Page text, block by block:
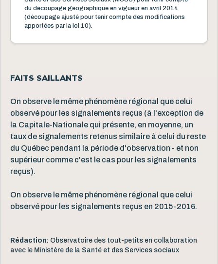
du découpage géographique en vigueur en avril 2014
(découpage ajusté pour tenir compte des modifications
apportées par la loi 10).
FAITS SAILLANTS
On observe le même phénomène régional que celui
observé pour les signalements reçus (à l'exception de
la Capitale-Nationale qui présente, en moyenne, un
taux de signalements retenus similaire à celui du reste
du Québec pendant la période d'observation - et non
supérieur comme c'est le cas pour les signalements
reçus).
On observe le même phénomène régional que celui
observé pour les signalements reçus en 2015-2016.
Rédaction: Observatoire des tout-petits en collaboration
avec le Ministère de la Santé et des Services sociaux